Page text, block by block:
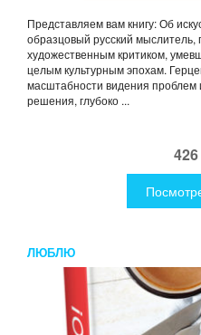
Представляем вам книгу: Об
образцовый русский мыслитель,
художественным критиком,
целым культурным эпохам.
масштабности видения проблем
решения, глубоко ...
ЛЮБЛЮ